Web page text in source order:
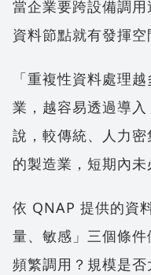
當企業要跨設備調
資料節點就有發揮空
「重複性資料處理
業，越容易透過導
說，較傳統、人力
的製造業，短期內未
依 QNAP 提供的資
量、敏感」三個條
頻繁調用？規模是